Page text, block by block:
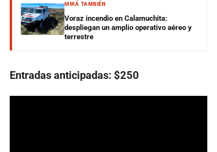
MIRÁ TAMBIÉN
Voraz incendio en Calamuchita:
despliegan un amplio operativo aéreo y
terrestre
Entradas anticipadas: $250